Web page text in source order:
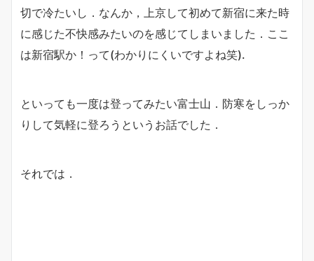
切で冷たいし．なんか，上京して初めて新宿に来た時
に感じた不快感みたいのを感じてしまいました．ここ
は新宿駅か！って(わかりにくいですよね笑).
といっても一度は登ってみたい富士山．防寒をしっか
りして気軽に登ろうというお話でした．
それでは．